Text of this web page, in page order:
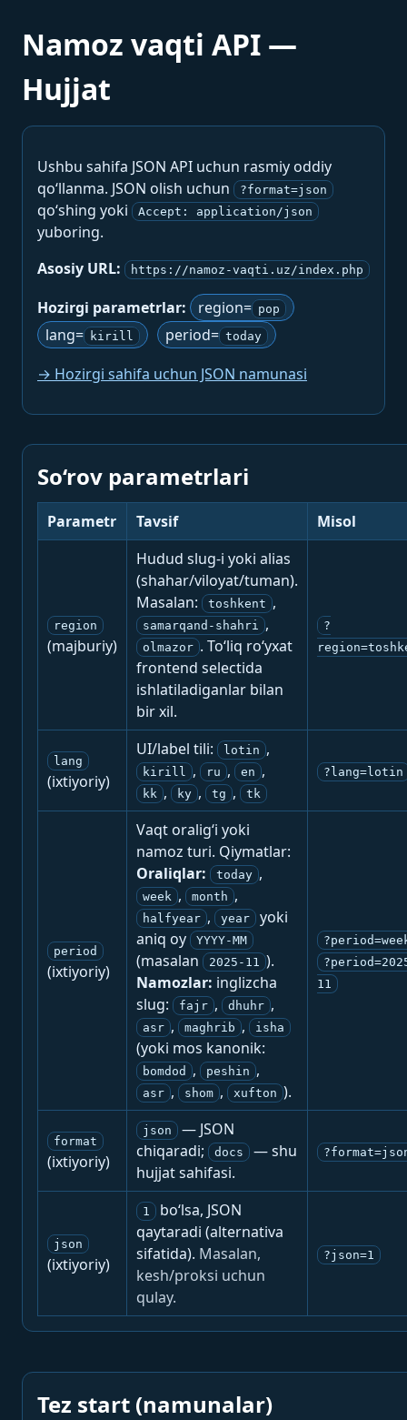
Namoz vaqti API —
Hujjat
Ushbu sahifa JSON API uchun rasmiy oddiy
qo‘llanma. JSON olish uchun
?format=json
qo‘shing yoki Accept: application/json
yuboring.
Asosiy URL:
https://namoz-vaqti.uz/index.php
Hozirgi parametrlar: region= pop
lang= kirill period= today
→ Hozirgi sahifa uchun JSON namunasi
So‘rov parametrlari
Parametr Tavsif Misol
region
(majburiy)
Hudud slug-i yoki alias
(shahar/viloyat/tuman).
Masalan:
toshkent ,
samarqand-shahri ,
olmazor . To‘liq ro‘yxat
frontend selectida
ishlatiladiganlar bilan
bir xil.
?
lang
(ixtiyoriy)
UI/label tili: lotin ,
kirill , ru , en ,
kk , ky , tg , tk
?lang=lotin
period
(ixtiyoriy)
Vaqt oralig‘i yoki
namoz turi. Qiymatlar:
Oraliqlar:
today ,
week , month ,
halfyear , year
yoki
aniq oy
YYYY-MM
(masalan 2025-11 ).
Namozlar: inglizcha
slug:
fajr , dhuhr ,
asr , maghrib , isha
(yoki mos kanonik:
bomdod , peshin ,
asr , shom , xufton ).
11
format
(ixtiyoriy)
json
— JSON
chiqaradi;
docs
— shu
hujjat sahifasi.
json
(ixtiyoriy)
1
bo‘lsa, JSON
qaytaradi (alternativa
sifatida). Masalan,
kesh/proksi uchun
qulay.
?json=1
Tez start (namunalar)